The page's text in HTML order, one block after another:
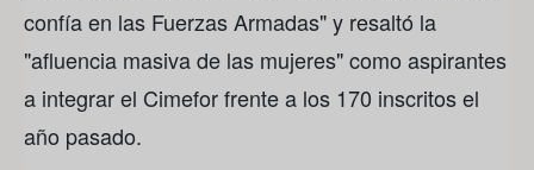
confía en las Fuerzas Armadas" y resaltó la
"afluencia masiva de las mujeres" como aspirantes
a integrar el Cimefor frente a los 170 inscritos el
año pasado.